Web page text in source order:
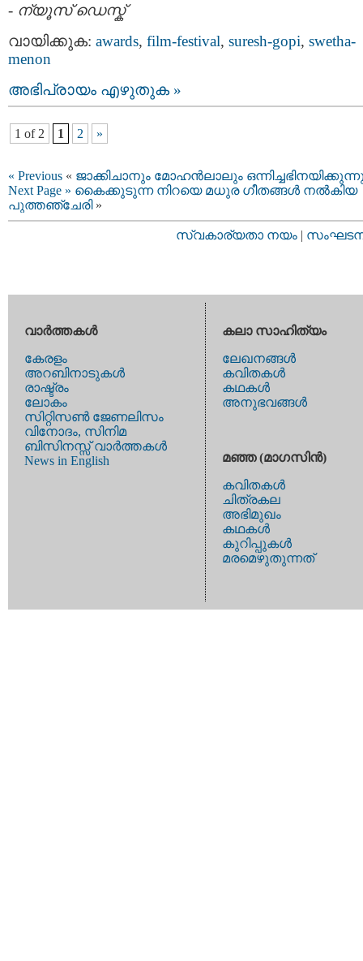
- ന്യൂസ് ഡെസ്ക്
വായിക്കുക: awards, film-festival, suresh-gopi, swetha-
menon
അഭിപ്രായം എഴുതുക »
1 of 2 1 2 »
« Previous « ജാക്കിചാനും മോഹന്‍ലാലും
Next Page » കൈക്കുടുന്ന നിറയെ മധുര ഗീതങ്ങള്‍ നല്‍കിയ
പുത്തഞ്ചേരി»
സ്വകാര്യതാ നയം |
വാര്‍ത്തകള്‍
കേരളം
അറബിനാടുകള്‍
രാഷ്ട്രം
ലോകം
സിറ്റിസണ്‍ ജേണലിസം
വിനോദം, സിനിമ
ബിസിനസ്സ് വാര്‍ത്തകള്‍
News in English
കലാ സാഹിത്യം
ലേഖനങ്ങള്‍
കവിതകള്‍
കഥകള്‍
അനുഭവങ്ങള്‍
മഞ്ഞ (മാഗസിന്‍)
കവിതകള്‍
ചിത്രകല
അഭിമുഖം
കഥകള്‍
കുറിപ്പുകള്‍
മരമെഴുതുന്നത്